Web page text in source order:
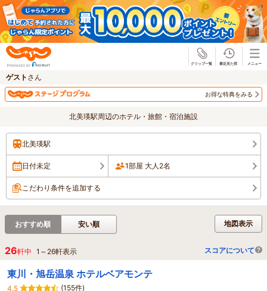
ゲスト さん
お得な特典をみる
北美瑛駅周辺のホテル・旅館・宿泊施設
北美瑛駅
日付未定 1部屋 大人2名
こだわり条件を追加する
地図表示
おすすめ順 安い順
26軒中 1 ～ 26軒表示 スコアについて
東川・旭岳温泉 ホテルベアモンテ
4.5
(155件)